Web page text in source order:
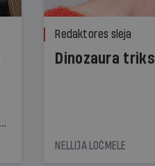
Redaktores sleja
Dinozaura triks
NELLIJA LOČMELE